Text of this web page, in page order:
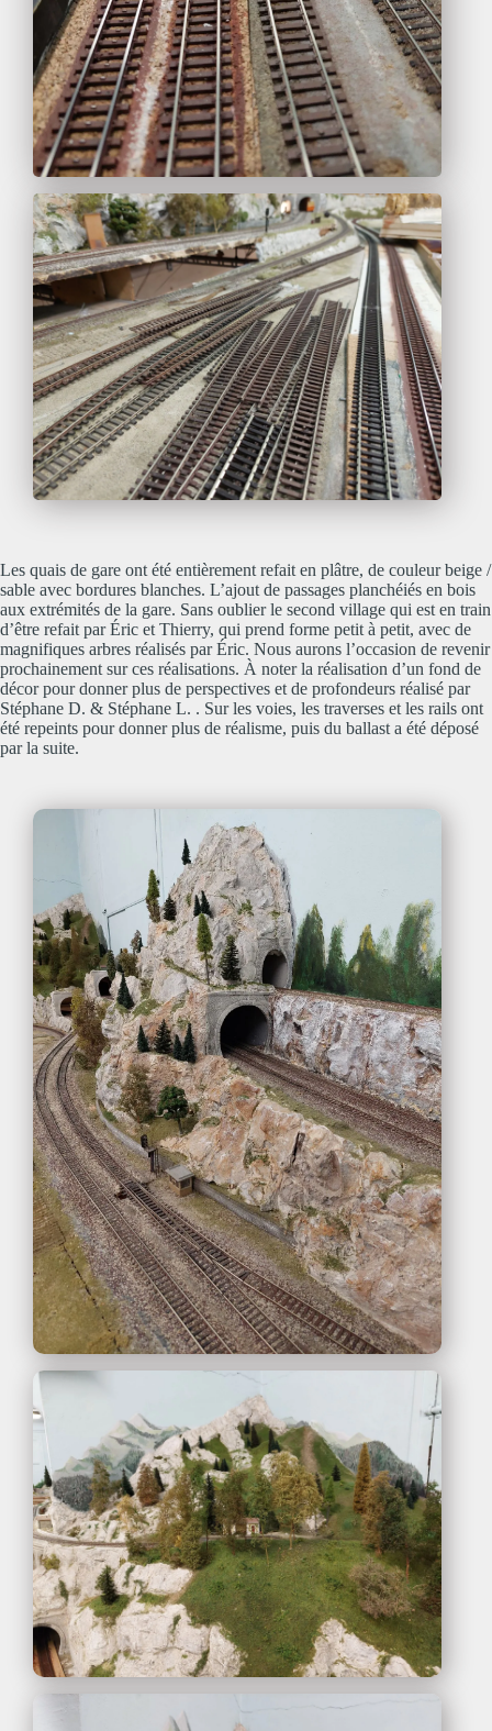
Les quais de gare ont été entièrement refait en plâtre, de couleur beige /
sable avec bordures blanches. L’ajout de passages planchéiés en bois
aux extrémités de la gare. Sans oublier le second village qui est en train
d’être refait par Éric et Thierry, qui prend forme petit à petit, avec de
magnifiques arbres réalisés par Éric. Nous aurons l’occasion de revenir
prochainement sur ces réalisations. À noter la réalisation d’un fond de
décor pour donner plus de perspectives et de profondeurs réalisé par
Stéphane D. & Stéphane L. . Sur les voies, les traverses et les rails ont
été repeints pour donner plus de réalisme, puis du ballast a été déposé
par la suite.